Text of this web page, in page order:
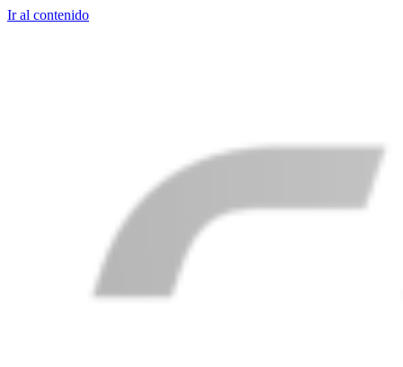
Ir al contenido